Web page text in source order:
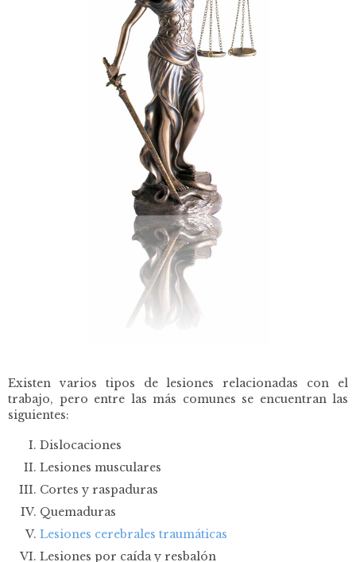
Existen varios tipos de lesiones relacionadas con el
trabajo, pero entre las más comunes se encuentran las
siguientes:
Dislocaciones
Lesiones musculares
Cortes y raspaduras
Quemaduras
Lesiones cerebrales traumáticas
Lesiones por caída y resbalón